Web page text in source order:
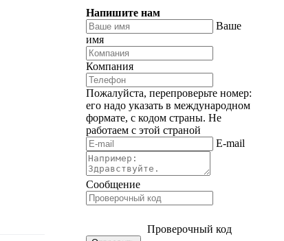
Напишите нам
Ваше
имя
Компания
Пожалуйста, перепроверьте номер:
его надо указать в международном
формате, с кодом страны. Не
работаем с этой страной
E-mail
Сообщение
Проверочный код